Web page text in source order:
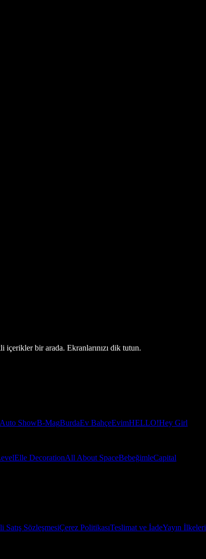
içerikler bir arada. Ekranlarınızı dik tutun.
Auto ShowB-MagBurdaEv BahçeEvimHELLO!Hey Girl
Elle DecorationAll About SpaceBebeğimleCapital
Satış SözleşmesiÇerez PolitikasıTeslimat ve İadeYayın İlkeleri